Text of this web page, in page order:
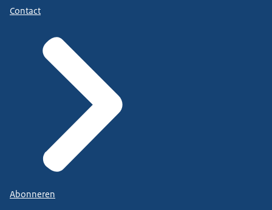
Contact
Abonneren